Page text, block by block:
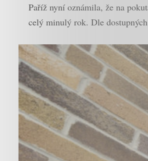
Paříž nyní oznámila, že na
celý minulý rok. Dle